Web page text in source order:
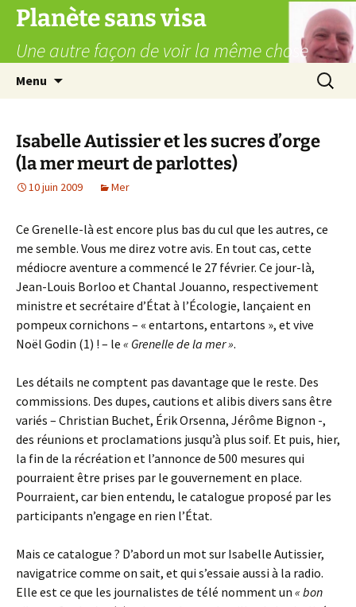
Aller
contenu
Planète sans visa
Une autre façon de voir la même chose
Menu
Isabelle Autissier et les sucres d’orge
(la mer meurt de parlottes)
10 juin 2009 Mer
Ce Grenelle-là est encore plus bas du cul que les autres, ce
me semble. Vous me direz votre avis. En tout cas, cette
médiocre aventure a commencé le 27 février. Ce jour-là,
Jean-Louis Borloo et Chantal Jouanno, respectivement
ministre et secrétaire d’État à l’Écologie, lançaient en
pompeux cornichons – « entartons, entartons », et vive
Noël Godin (1) ! – le « Grenelle de la mer ».
Les détails ne comptent pas davantage que le reste. Des
commissions. Des dupes, cautions et alibis divers sans être
variés – Christian Buchet, Érik Orsenna, Jérôme Bignon -,
des réunions et proclamations jusqu’à plus soif. Et puis, hier,
la fin de la récréation et l’annonce de 500 mesures qui
pourraient être prises par le gouvernement en place.
Pourraient, car bien entendu, le catalogue proposé par les
participants n’engage en rien l’État.
Mais ce catalogue ? D’abord un mot sur Isabelle Autissier,
navigatrice comme on sait, et qui s’essaie aussi à la radio.
Elle est ce que les journalistes de télé nomment un « bon